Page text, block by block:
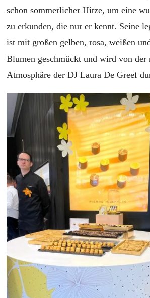
schon sommerlicher Hitze, um eine
zu erkunden, die nur er kennt. Seine
ist mit großen gelben, rosa, weißen
Blumen geschmückt und wird von der
Atmosphäre der DJ Laura De Greef